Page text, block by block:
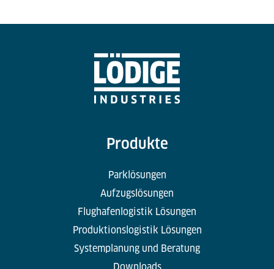
Produkte
Parklösungen
Aufzugslösungen
Flughafenlogistik Lösungen
Produktionslogistik Lösungen
Systemplanung und Beratung